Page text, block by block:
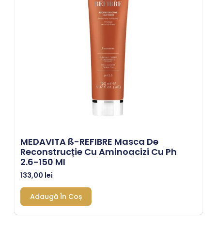
MEDAVITA SS-REFIBRE Masca De
Reconstrucție Cu Aminoacizi Cu Ph
2.6-150 Ml
133,00 lei
Adaugă În Coș